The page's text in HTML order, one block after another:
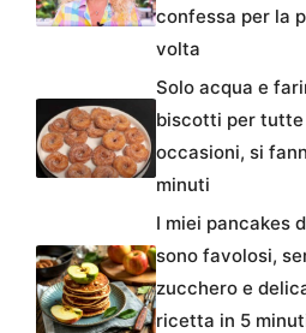
confessa per la
volta
Solo acqua e
biscotti per tutte
occasioni, si
minuti
I miei pancakes
sono favolosi,
zucchero e
ricetta in 5